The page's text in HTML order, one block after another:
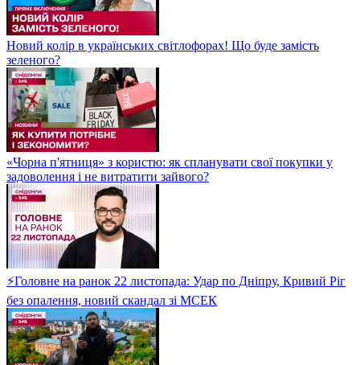
Новий колір в українських світлофорах! Що буде замість
зеленого?
«Чорна п'ятниця» з користю: як спланувати свої покупки у
задоволення і не витратити зайвого?
⚡Головне на ранок 22 листопада: Удар по Дніпру, Кривий Ріг
без опалення, новий скандал зі МСЕК